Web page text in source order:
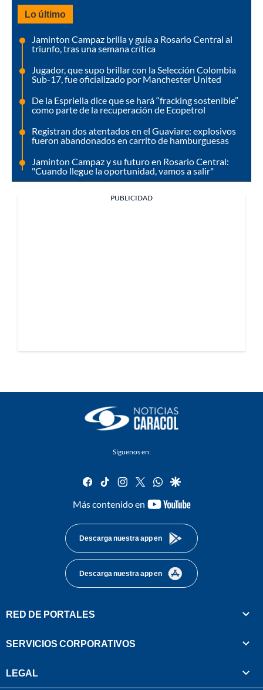
Lo último
Jaminton Campaz brilla y guía a Rosario Central al
triunfo, tras una semana crítica
Jugador, que supo brillar con la Selección Colombia
Sub-17, fue oficializado por Manchester United
De la Espriella dice que se hará “fracking sostenible”
como parte de la recuperación de Ecopetrol
Registran dos atentados en el Guaviare: explosivos
fueron abandonados en carrito de hamburguesas
Jaminton Campaz y su futuro en Rosario Central:
"Cuando llegue la oportunidad, vamos a salir"
PUBLICIDAD
Síguenos en:
facebook
tiktok instagram
twitterwhatsapp
google
Más contenido en
youtube-
Descarga nuestra app en
Descarga nuestra app en
RED DE PORTALES
SERVICIOS CORPORATIVOS
LEGAL